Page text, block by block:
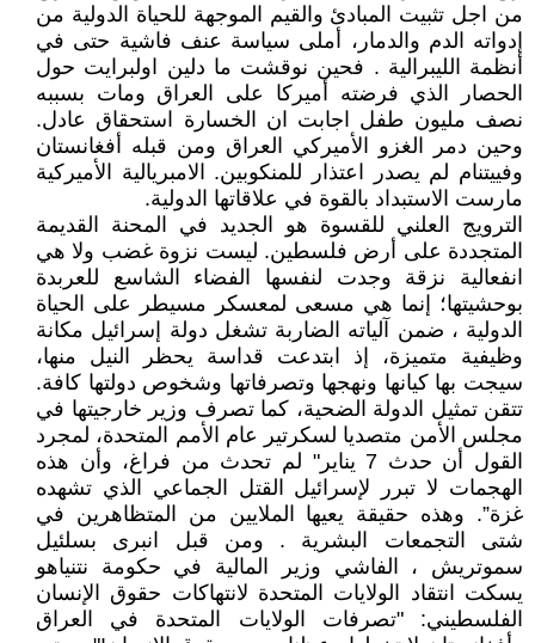
من اجل تثبيت المبادئ والقيم الموجهة للحياة الدولية من
إدواته الدم والدمار، أملى سياسة عنف فاشية حتى في
أنظمة الليبرالية . فحين نوقشت ما دلين اولبرايت حول
الحصار الذي فرضته أميركا على العراق ومات بسببه
نصف مليون طفل اجابت ان الخسارة استحقاق عادل.
وحين دمر الغزو الأميركي العراق ومن قبله أفغانستان
وفييتنام لم يصدر اعتذار للمنكوبين. الامبريالية الأميركية
مارست الاستبداد بالقوة في علاقاتها الدولية.
الترويج العلني للقسوة هو الجديد في المحنة القديمة
المتجددة على أرض فلسطين. ليست نزوة غضب ولا هي
انفعالية نزقة وجدت لنفسها الفضاء الشاسع للعربدة
بوحشيتها؛ إنما هي مسعى لمعسكر مسيطر على الحياة
الدولية ، ضمن آلياته الضاربة تشغل دولة إسرائيل مكانة
وظيفية متميزة، إذ ابتدعت قداسة يحظر النيل منها،
سيجت بها كيانها ونهجها وتصرفاتها وشخوص دولتها كافة.
تتقن تمثيل الدولة الضحية، كما تصرف وزير خارجيتها في
مجلس الأمن متصديا لسكرتير عام الأمم المتحدة، لمجرد
القول أن حدث 7 يناير" لم تحدث من فراغ، وأن هذه
الهجمات لا تبرر لإسرائيل القتل الجماعي الذي تشهده
غزة”. وهذه حقيقة يعيها الملايين من المتظاهرين في
شتى التجمعات البشرية . ومن قبل انبرى بسلئيل
سموتريش ، الفاشي وزير المالية في حكومة نتنياهو
يسكت انتقاد الولايات المتحدة لانتهاكات حقوق الإنسان
الفلسطيني: "تصرفات الولايات المتحدة في العراق